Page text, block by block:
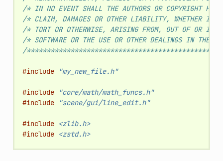
/* IN NO EVENT SHALL THE AUTHORS OR COPYRIGHT
/* CLAIM, DAMAGES OR OTHER LIABILITY, WHETHER IN
/* TORT OR OTHERWISE, ARISING FROM, OUT OF OR IN
/* SOFTWARE OR THE USE OR OTHER DEALINGS IN
/
#include "my_new_file.h"
#include
"core/math/math_funcs.h"
#include
"scene/gui/line_edit.h"
#include <zlib.h>
#include <zstd.h>